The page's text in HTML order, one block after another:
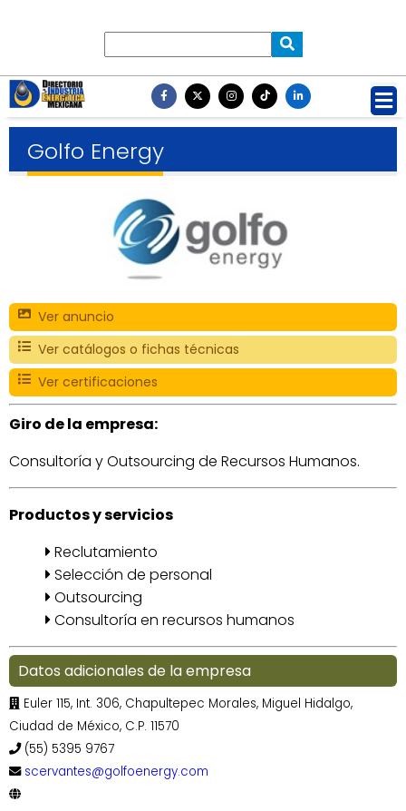
Golfo Energy
Ver anuncio
Ver catálogos o fichas técnicas
Ver certificaciones
Giro de la empresa:
Consultoría y Outsourcing de Recursos Humanos.
Productos y servicios
Reclutamiento
Selección de personal
Outsourcing
Consultoría en recursos humanos
Datos adicionales de la empresa
Euler 115, Int. 306, Chapultepec Morales, Miguel Hidalgo,
Ciudad de México, C.P. 11570
(55) 5395 9767
scervantes@golfoenergy.com